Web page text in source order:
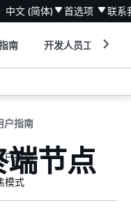
中文 (简体) 首选项 联系
南 开发人员工具
户指南
户指南 节点
模式